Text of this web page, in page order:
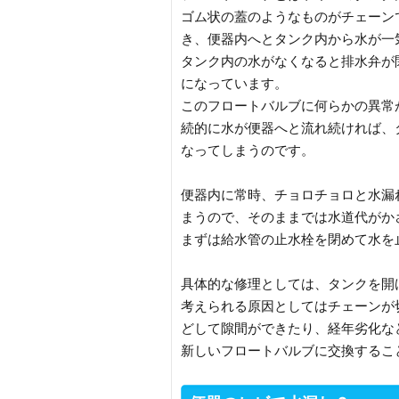
ゴム状の蓋のようなものがチェー
き、便器内へとタンク内から水が
タンク内の水がなくなると排水弁
になっています。
このフロートバルブに何らかの異
続的に水が便器へと流れ続ければ
なってしまうのです。
便器内に常時、チョロチョロと水
まうので、そのままでは水道代が
まずは給水管の止水栓を閉めて水
具体的な修理としては、タンクを
考えられる原因としてはチェーン
どして隙間ができたり、経年劣化
新しいフロートバルブに交換する